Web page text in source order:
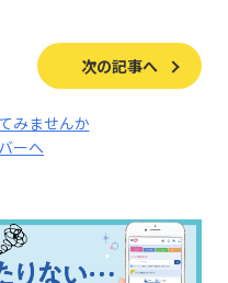
次の記事へ
みませんか
ーへ